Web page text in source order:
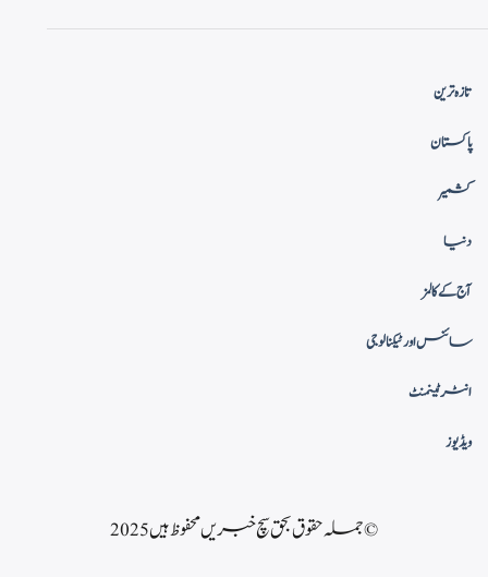
تازہ ترین
پاکستان
کشمیر
دنیا
آج کے کالمز
سائنس اور ٹیکنالوجی
انٹرٹینمنٹ
ویڈیوز
© جملہ حقوق بحق سچ خبریں محفوظ ہیں 2025